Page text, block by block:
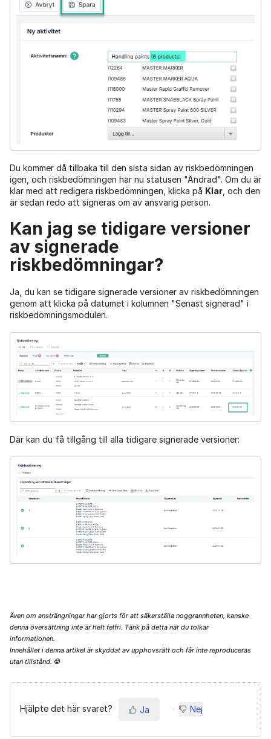
Du kommer då tillbaka till den sista sidan av riskbedömningen
igen, och riskbedömningen har nu statusen "Ändrad". Om du är
klar med att redigera riskbedömningen, klicka på Klar , och den
är sedan redo att signeras om av ansvarig person.
Kan jag se tidigare versioner
av signerade
riskbedömningar?
Ja, du kan se tidigare signerade versioner av riskbedömningen
genom att klicka på datumet i kolumnen "Senast signerad" i
riskbedömningsmodulen.
Där kan du få tillgång till alla tidigare signerade versioner:
Även om ansträngningar har gjorts för att säkerställa noggrannheten, kanske
denna översättning inte är helt felfri. Tänk på detta när du tolkar
informationen.
Innehållet i denna artikel är skyddat av upphovsrätt och får inte reproduceras
utan tillstånd. ©
Hjälpte det här svaret? Ja Nej